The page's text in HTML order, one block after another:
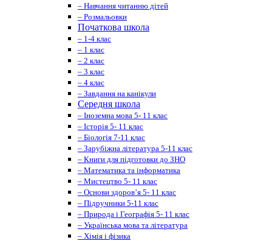
– Навчання читанню дітей
– Розмальовки
Початкова школа
– 1-4 клас
– 1 клас
– 2 клас
– 3 клас
– 4 клас
– Завдання на канікули
Середня школа
– Іноземна мова 5- 11 клас
– Історія 5- 11 клас
– Біологія 7-11 клас
– Зарубіжна література 5-11 клас
– Книги для підготовки до ЗНО
– Математика та інформатика
– Мистецтво 5- 11 клас
– Основи здоров’я 5- 11 клас
– Підручники 5-11 клас
– Природа і Географія 5- 11 клас
– Українська мова та література
– Хімія і фізика